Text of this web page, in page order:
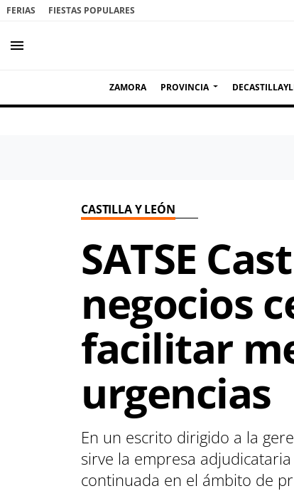
FERIAS FIESTAS POPULARES
menu
ZAMORA PROVINCIA
CASTILLA Y LEÓN
SATSE
negocios
facilitar
urgencias
En un escrito dirigido a la
sirve la empresa
continuada en el ámbito de